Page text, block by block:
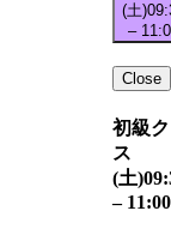
(土)
–
Close
初級
ス
(土)
– 11:00